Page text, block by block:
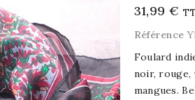
31,99 €
Référence
Foulard
noir, rouge,
mangues.